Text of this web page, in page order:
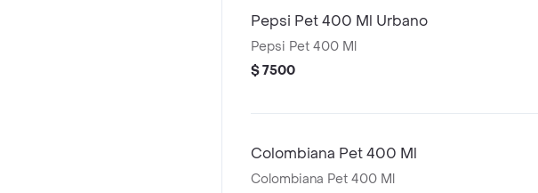
Pepsi Pet 400 Ml Urbano
Pepsi Pet 400 Ml
$ 7500
Colombiana Pet 400 Ml
Colombiana Pet 400 Ml